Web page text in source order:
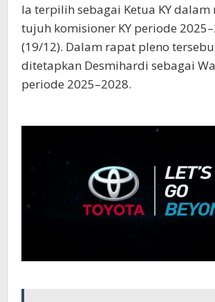
Ia terpilih sebagai Ketua KY
tujuh komisioner KY periode
(19/12). Dalam rapat pleno
ditetapkan Desmihardi sebagai
periode 2025–2028.